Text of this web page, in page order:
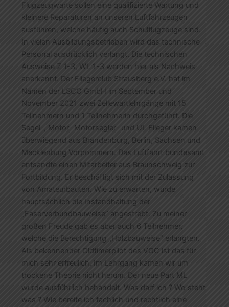
Flugzeugwarte sollen eine qualifizierte Wartung und
kleinere Reparaturen an unseren Luftfahrzeugen
ausführen, welche häufig auch Schulflugzeuge sind.
In vielen Ausbildungsbetrieben wird das technische
Personal ausdrücklich verlangt. Die technischen
Ausweise Z 1-3, WL 1-3 werden hier als Nachweis
anerkannt. Der Fliegerclub Strausberg e.V. hat im
Namen der LSCO GmbH im September und
November 2021 zwei Zellewartlehrgänge mit 15
Teilnehmern und 1 Teilnehmerin durchgeführt. Die
Segel-, Motor- Motorsegler- und UL Flieger kamen
überwiegend aus Brandenburg, Berlin, Sachsen und
Mecklenburg Vorpommern. Das Luftfahrt bundesamt
entsandte einen Mitarbeiter aus Braunschweig zur
Fortbildung. Er beschäftigt sich mit der Zulassung
von Amateurbauten. Wie zu erwarten, wurde
hauptsächlich die Instandhaltung der
„Faserverbundbauweise” angestrebt. Zu meiner
großen Freude gab es aber auch 6 Teilnehmer,
welche die Berechtigung „Holzbauweise“ erlangten.
Als bekennender Oldtimerpilot des VGC ist das für
mich sehr erfreulich. Im Lehrgang kamen wir um
trockene Theorie nicht herum. Der neue Part ML
wurde ausführlich behandelt. Was darf ich ? Wo steht
was ? Wie bereite ich fachlich und rechtlich eine